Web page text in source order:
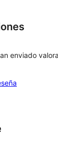
enviado